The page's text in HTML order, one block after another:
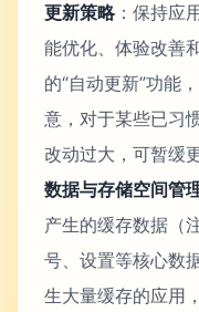
更新策略：保持应
能优化、体验改善
的“自动更新”功能
意，对于某些已习
改动过大，可暂缓更
数据与存储空间管
产生的缓存数据（
号、设置等核心数
生大量缓存的应用